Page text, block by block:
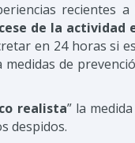
recientes
cese de la actividad
en 24 horas si
de
realista” la
despidos.